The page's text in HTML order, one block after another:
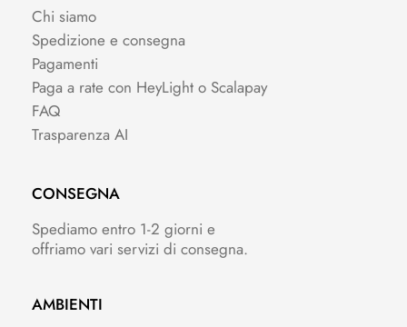
Chi siamo
Spedizione e consegna
Pagamenti
Paga a rate con HeyLight o Scalapay
FAQ
Trasparenza AI
CONSEGNA
Spediamo entro 1-2 giorni e
offriamo vari servizi di consegna.
AMBIENTI